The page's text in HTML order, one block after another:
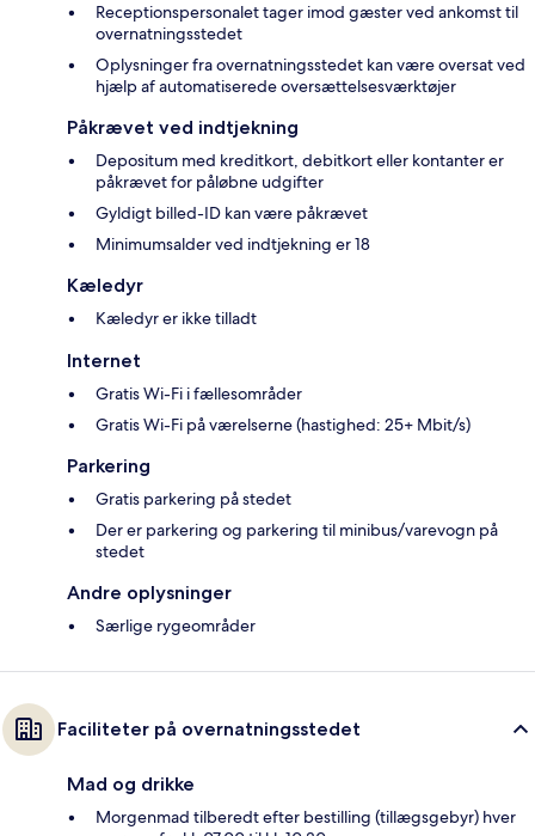
Receptionspersonalet tager imod gæster ved ankomst til
overnatningsstedet
Oplysninger fra overnatningsstedet kan være oversat ved
hjælp af automatiserede oversættelsesværktøjer
Påkrævet ved indtjekning
Depositum med kreditkort, debitkort eller kontanter er
påkrævet for påløbne udgifter
Gyldigt billed-ID kan være påkrævet
Minimumsalder ved indtjekning er 18
Kæledyr
Kæledyr er ikke tilladt
Internet
Gratis Wi-Fi i fællesområder
Gratis Wi-Fi på værelserne (hastighed: 25+ Mbit/s)
Parkering
Gratis parkering på stedet
Der er parkering og parkering til minibus/varevogn på
stedet
Andre oplysninger
Særlige rygeområder
Faciliteter på overnatningsstedet
Mad og drikke
Morgenmad tilberedt efter bestilling (tillægsgebyr) hver